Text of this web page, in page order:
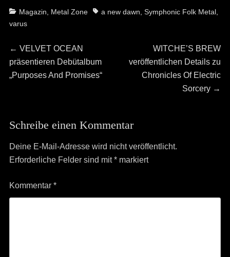
Categories
Magazin, Metal Zone Tagsa new dawn, Symphonic Folk Metal,
varus
Beitragsnavigation
← Previous
post:
VELVET OCEAN
präsentieren Debütalbum
„Purposes And Promises“
Next
post:
WITCHE’S BREW
veröffentlichen Details zu
Chronicles Of Electric
Sorcery →
Schreibe einen Kommentar
Deine E-Mail-Adresse wird nicht veröffentlicht.
Erforderliche Felder sind mit*markiert
Kommentar *